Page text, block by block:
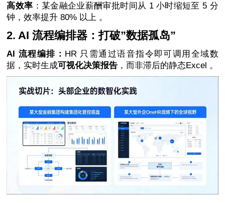
高效率 ：某金融企业薪酬审批时间从 1 小时缩短至 5 分
钟，效率提升 80% 以上 。
2. AI 流程编排器：打破”数据孤岛”
AI 流程编排： HR 只需通过语音指令即可调用全域数
据，实时生成可视化决策报告 ，而非滞后的静态Excel 。